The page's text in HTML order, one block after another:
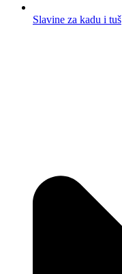
Slavine za kadu i tuš